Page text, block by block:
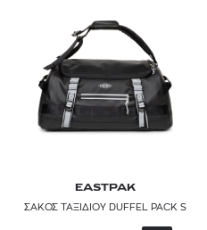
EASTPAK
ΣΑΚΟΣ ΤΑΞΙΔΙΟΥ DUFFEL PACK S